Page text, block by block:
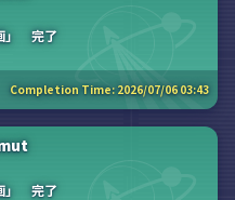
」 完了
Completion Time: 2026/07/06 03:43
」 完了